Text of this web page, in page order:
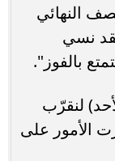
النهائي
لقد نسي
بالفوز".
لنقرّب
الأمور على